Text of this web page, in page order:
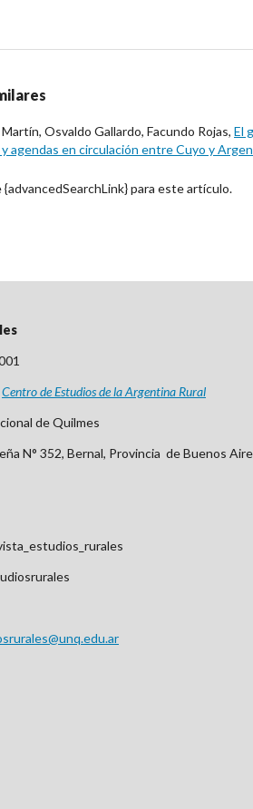
Osvaldo Gallardo, Facundo Rojas, El
agendas en circulación entre Cuyo y
{advancedSearchLink} para este artículo.
Centrode Estudios de la Argentina Rural
de Quilmes
N° 352, Bernal, Provincia de Buenos